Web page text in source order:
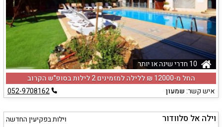
החל מ-‏12000 ₪ ללילה למזמינים 2 לילות בסופ"ש הקרוב
איש קשר:שמעון 052-9708162
וילה אל סלוודור וילות בפקיעין החדשה